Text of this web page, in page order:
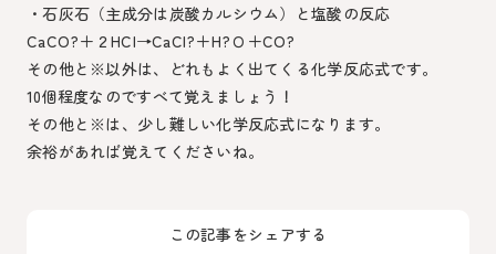
・石灰石（主成分は炭酸カルシウム）と塩酸の反応
CaCO?＋２HCl→CaCl?＋H?Ｏ＋CO?
その他と※以外は、どれもよく出てくる化学反応式です。
10個程度なのですべて覚えましょう！
その他と※は、少し難しい化学反応式になります。
余裕があれば覚えてくださいね。
この記事をシェアする